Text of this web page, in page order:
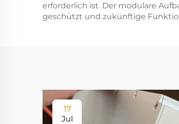
erforderlich ist. Der modulare
geschützt und zukünftige
17
Jul